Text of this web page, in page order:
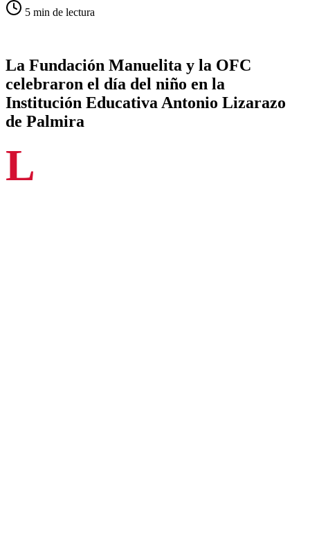
5 min de lectura
La Fundación Manuelita y la OFC
celebraron el día del niño en la
Institución Educativa Antonio Lizarazo
de Palmira
L